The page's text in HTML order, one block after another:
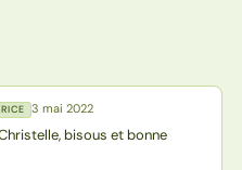
3 mai 2022
bisous et bonne